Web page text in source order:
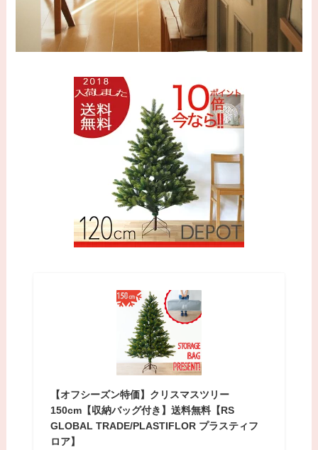
【オフシーズン特価】クリスマスツリー
150cm【収納バッグ付き】送料無料【RS
GLOBAL TRADE/PLASTIFLOR プラスティフ
ロア】